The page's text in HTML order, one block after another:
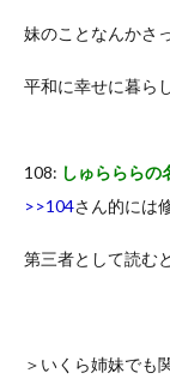
妹のことなんかさ
平和に幸せに暮ら
108: しゅらららの
>>104さん的には
第三者として読む
＞いくら姉妹でも